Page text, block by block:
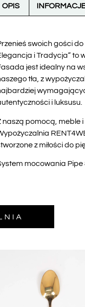
OPIS
swoich gości
i Tradycja” to
jest idealny na
tła, z
i luksusu.
naszą pomocą, meble
z miłości do
mocowania Pipe